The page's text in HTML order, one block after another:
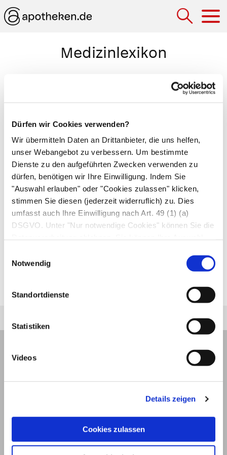
Dürfen wir Cookies verwenden?
Wir übermitteln Daten an Drittanbieter, die uns helfen,
unser Webangebot zu verbessern. Um bestimmte
Dienste zu den aufgeführten Zwecken verwenden zu
dürfen, benötigen wir Ihre Einwilligung. Indem Sie
"Auswahl erlauben" oder "Cookies zulassen" klicken,
stimmen Sie diesen (jederzeit widerruflich) zu. Dies
umfasst auch Ihre Einwilligung nach Art. 49 (1) (a)
DSGVO. Unter "Nur notwendige Cookies" können Sie die
Notwendig
Standortdienste
Statistiken
Videos
Details zeigen
Cookies zulassen
Medizinlexikon
Beim Beklopfen der Körperoberfläche mit den
beurteilt der Arzt den Zustand der darunter
liegenden Organe, insbesondere der Lunge. Eine
gesunde Lunge ruft einen tiefen Ton, den
sonoren Klopfschallhervor. Ist die Lunge
dagegen aufgebläht erklingt derhypersonore
Klopfschall , ein lauter, in die länge gezogener
Ton. Im Gegensatz dazu ist dergedämpfte
Klopfschallkurz und leise. Er ist charakteristisch
fürEntzündungenund Ergüsse in der Lunge. Der
tympanische Klopfschall